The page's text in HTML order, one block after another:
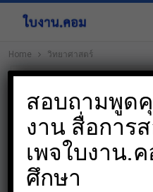
Home วิทยาศาสตร์
วิทยาศาสตร์
สอบถามพูด
งาน สื่อการ
เพจใบงาน.
ศึกษา